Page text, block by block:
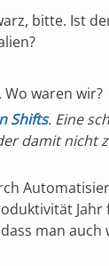
bitte. Ist
Wo waren wir?
Shifts. Eine
damit nicht
Jahr
man auch